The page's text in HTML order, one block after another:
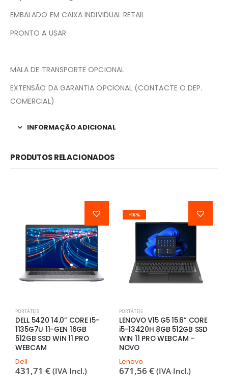
EMBALADO EM CAIXA INDIVIDUAL RETAIL
PRONTO A USAR
MALA DE TRANSPORTE OPCIONAL
EXTENSÃO DA GARANTIA OPCIONAL (CONTACTE O DEP.
COMERCIAL)
INFORMAÇÃO ADICIONAL
PRODUTOS RELACIONADOS
PORTÁTEIS
DELL 5420 14.0” CORE I5-
1135G7U 11-GEN 16GB
512GB SSD WIN 11 PRO
WEBCAM
Dell
431,71 € (IVA Incl.)
-16%
PORTÁTEIS
LENOVO V15 G5 15.6” CORE
i5-13420H 8GB 512GB SSD
WIN 11 PRO WEBCAM –
NOVO
Lenovo
671,56 € (IVA Incl.)